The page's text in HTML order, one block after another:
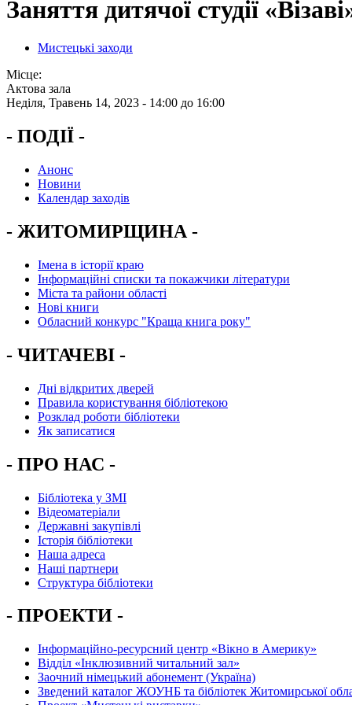
Заняття дитячої студії
Мистецькі заходи
Місце:
Актова зала
Неділя, Травень 14, 2023 - 14:00 до 16:00
- ПОДІЇ -
Анонс
Новини
Календар заходів
- ЖИТОМИРЩИНА -
Імена в історії краю
Інформаційні списки та покажчики літератури
Міста та райони області
Нові книги
Обласний конкурс "Краща книга року"
- ЧИТАЧЕВІ -
Дні відкритих дверей
Правила користування бібліотекою
Розклад роботи бібліотеки
Як записатися
- ПРО НАС -
Бібліотека у ЗМІ
Відеоматеріали
Державні закупівлі
Історія бібліотеки
Наша адреса
Наші партнери
Структура бібліотеки
- ПРОЕКТИ -
Інформаційно-ресурсний центр «Вікно в Америку»
Вiддiл «Інклюзивний читальний зал»
Заочний німецький абонемент (Україна)
Зведений каталог ЖОУНБ та бібліотек Житомирської